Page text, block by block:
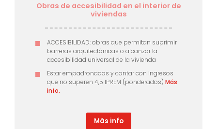
Obras de accesibilidad en el interior de
viviendas
ACCESIBILIDAD: obras que permitan suprimir
barreras arquitectónicas o alcanzar la
accesibilidad universal de la vivienda
Estar empadronados y contar con ingresos
que no superen 4,5 IPREM (ponderados)Más
info.
Más info